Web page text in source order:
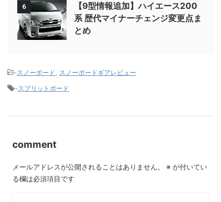
6
【9型情報追加】ハイエース200
系 歴代マイナーチェンジ変更点ま
とめ
-スノーボード, スノーボードギアレビュー
-スプリットボード
comment
メールアドレスが公開されることはありません。 ※ が付いてい
る欄は必須項目です